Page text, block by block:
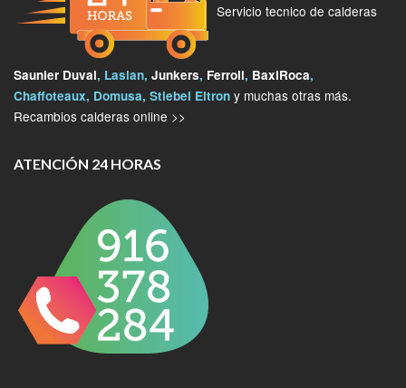
Servicio tecnico de calderas
Saunier Duval, Lasian, Junkers, Ferroli, BaxiRoca,
Chaffoteaux, Domusa, Stiebel Eltron y muchas otras más.
Recambios calderas online >>
ATENCIÓN 24 HORAS